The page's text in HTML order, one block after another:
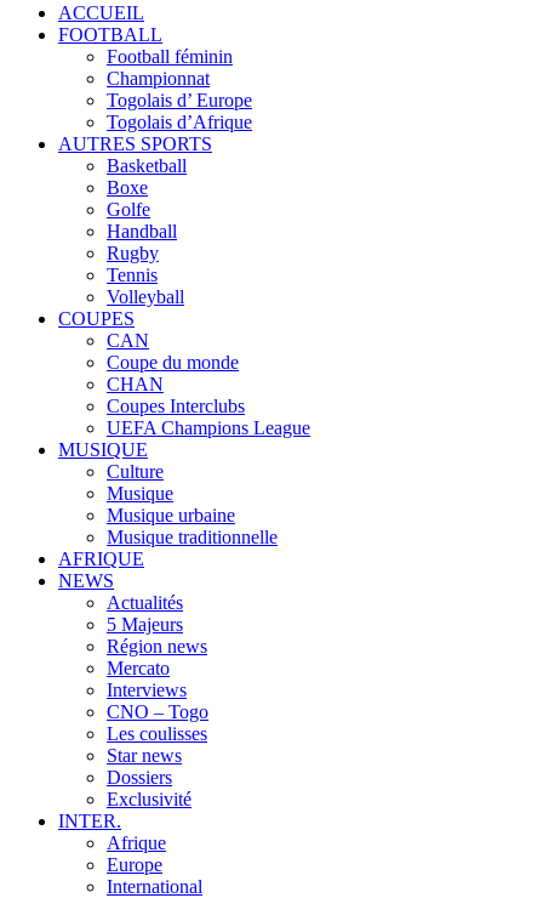
ACCUEIL
FOOTBALL
Football féminin
Championnat
Togolais d’ Europe
Togolais d’Afrique
AUTRES SPORTS
Basketball
Boxe
Golfe
Handball
Rugby
Tennis
Volleyball
COUPES
CAN
Coupe du monde
CHAN
Coupes Interclubs
UEFA Champions League
MUSIQUE
Culture
Musique
Musique urbaine
Musique traditionnelle
AFRIQUE
NEWS
Actualités
5 Majeurs
Région news
Mercato
Interviews
CNO – Togo
Les coulisses
Star news
Dossiers
Exclusivité
INTER.
Afrique
Europe
International